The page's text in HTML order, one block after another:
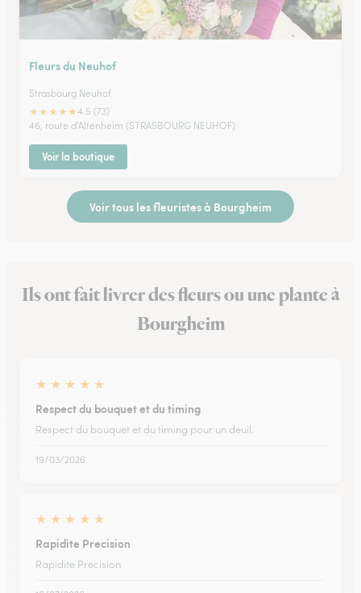
Fleurs du Neuhof
Strasbourg Neuhof
★★★★★4.5 (73)
46, route d'Altenheim (STRASBOURG NEUHOF)
Voir la boutique
Voir tous les fleuristes à Bourgheim
Ils ont fait livrer des fleurs ou une plante à
Bourgheim
★ ★ ★ ★ ★
Respect du bouquet et du timing
Respect du bouquet et du timing pour un deuil.
19/03/2026
★ ★ ★ ★ ★
Rapidite Precision
Rapidite Precision